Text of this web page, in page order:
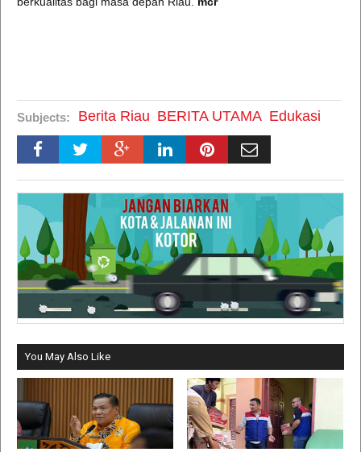
Subjects: Berita Riau BERITA UTAMA Edukasi
You May Also Like